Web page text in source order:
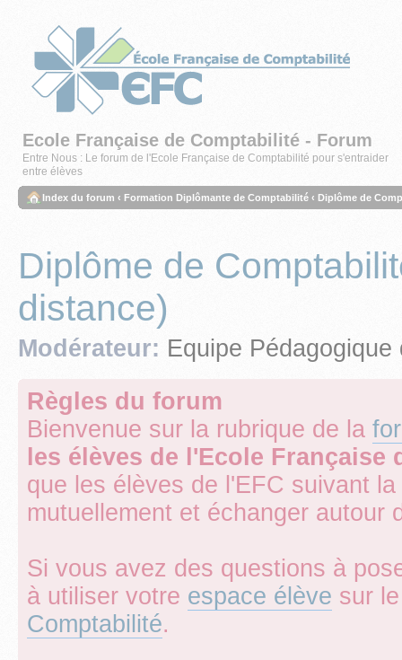
Ecole Française de Comptabilité - Forum
Entre Nous : Le forum de l'Ecole Française de Comptabilité pour s'entraider
entre élèves
Index du forum ‹ Formation Diplômante de Comptabilité ‹ Diplôme de
Diplôme de
distance)
Modérateur: Equipe Pédagogique
Règles du forum
Bienvenue sur la rubrique de la
les élèves de l'Ecole Française
que les élèves de l'EFC suivant la
mutuellement et échanger autour
Si vous avez des questions à
à utiliser votre espace élève sur
Comptabilité.